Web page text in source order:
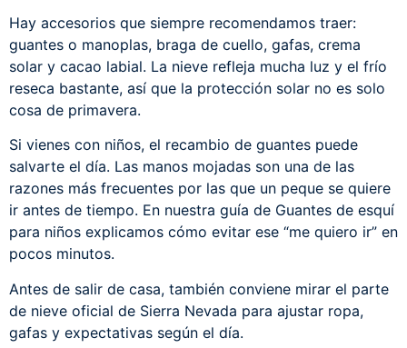
Hay accesorios que siempre recomendamos traer:
guantes o manoplas, braga de cuello, gafas, crema
solar y cacao labial. La nieve refleja mucha luz y el frío
reseca bastante, así que la protección solar no es solo
cosa de primavera.
Si vienes con niños, el recambio de guantes puede
salvarte el día. Las manos mojadas son una de las
razones más frecuentes por las que un peque se quiere
ir antes de tiempo. En nuestra guía de Guantes de esquí
para niños explicamos cómo evitar ese “me quiero ir” en
pocos minutos.
Antes de salir de casa, también conviene mirar el parte
de nieve oficial de Sierra Nevada para ajustar ropa,
gafas y expectativas según el día.